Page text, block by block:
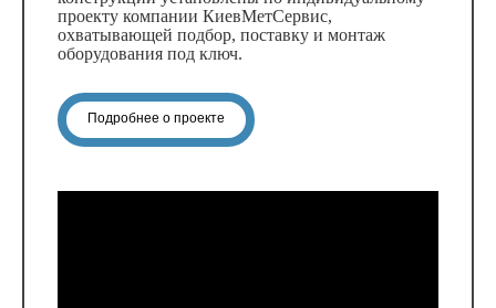
проекту компании КиевМетСервис,
охватывающей подбор, поставку и монтаж
оборудования под ключ.
Подробнее о проекте